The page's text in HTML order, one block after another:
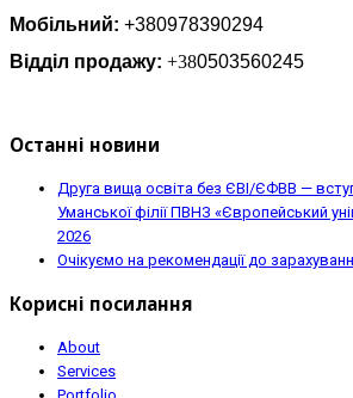
Мобільний: +380978390294
Відділ продажу: +380503560245
Останні новини
Друга вища освіта без ЄВІ/ЄФВВ —
Уманської філії ПВНЗ «Європейський
2026
Очікуємо на рекомендації до
Корисні посилання
About
Services